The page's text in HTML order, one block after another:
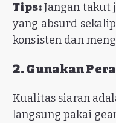
Tips:Jangan takut
yang absurd
konsisten dan
2. Gunakan
Kualitas siaran
langsung pakai